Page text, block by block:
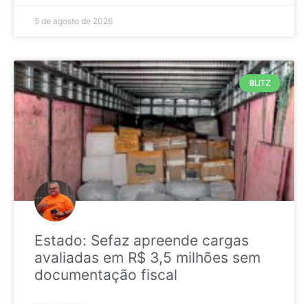
5 de agosto de 2026
BLITZ
Estado: Sefaz apreende cargas
avaliadas em R$ 3,5 milhões sem
documentação fiscal